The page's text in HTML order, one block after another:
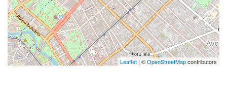
Leaflet| ©OpenStreetMapcontributors